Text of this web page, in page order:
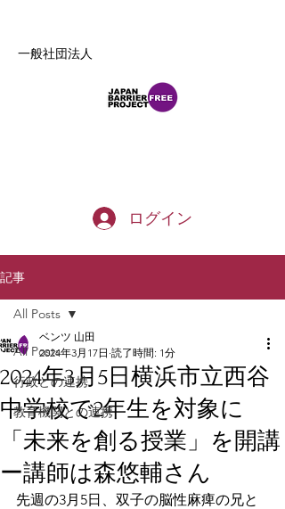
一般社団法人
ログイン
記事
All Posts
行政との連携
教育機関との連携
All Posts
2024年3月5日横浜市立西谷
中学校で2年生を対象に
「未来を創る授業」を開講
ー講師は森悠輔さん
ベンツ 山田
2024年3月17日 読了時間: 1分
先週の3月5日、双子の脳性麻痺の兄と